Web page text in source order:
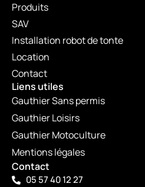
Produits
SAV
Installation robot de tonte
Location
Contact
Liens utiles
Gauthier Sans permis
Gauthier Loisirs
Gauthier Motoculture
Mentions légales
Contact
05 57 40 12 27